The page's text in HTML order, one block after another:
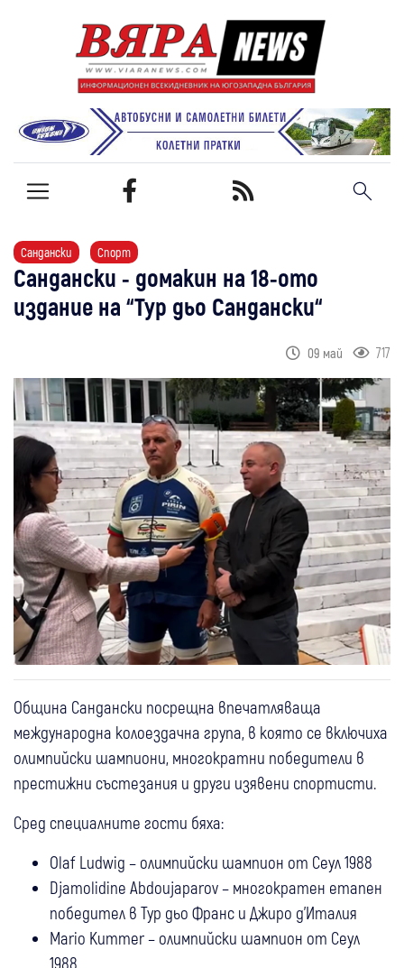
Сандански Спорт
Сандански - домакин на 18-ото
издание на “Тур дьо Сандански“
09 май 717
Община Сандански посрещна впечатляваща
международна колоездачна група, в която се включиха
олимпийски шампиони, многократни победители в
престижни състезания и други изявени спортисти.
Сред специалните гости бяха:
Olaf Ludwig – олимпийски шампион от Сеул 1988
Djamolidine Abdoujaparov – многократен етапен
победител в Тур дьо Франс и Джиро д’Италия
Mario Kummer – олимпийски шампион от Сеул
1988